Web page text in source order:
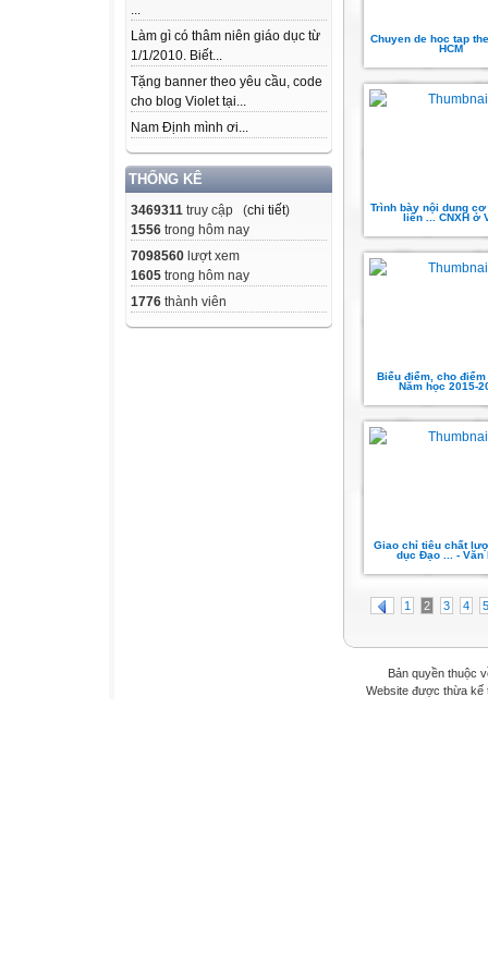
...
Làm gì có thâm niên giáo dục từ
1/1/2010. Biết...
Tặng banner theo yêu cầu, code
cho blog Violet tại...
Nam Định mình ơi...
THỐNG KÊ
3469311 truy cập (chi tiết)
1556 trong hôm nay
7098560 lượt xem
1605 trong hôm nay
1776 thành viên
Chuyen de hoc tap
HCM
Trình bày nội dung
liên ... CNXH ở
Biểu điểm, cho điểm
Năm học 2015-
Giao chỉ tiêu chất
dục Đạo ... - Văn
1 2 3 4 5
Bản quyền thuộc
Website được thừa